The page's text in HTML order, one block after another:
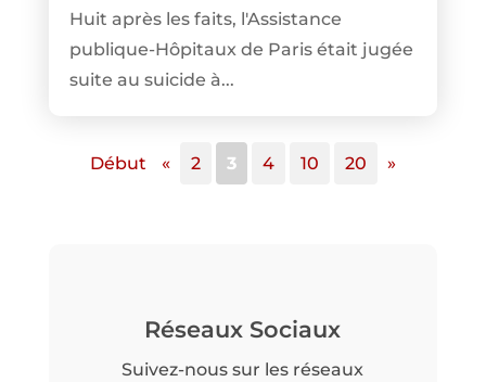
Huit après les faits, l'Assistance
publique-Hôpitaux de Paris était jugée
suite au suicide à...
Début « 2 3 4 10 20 »
Réseaux Sociaux
Suivez-nous sur les réseaux